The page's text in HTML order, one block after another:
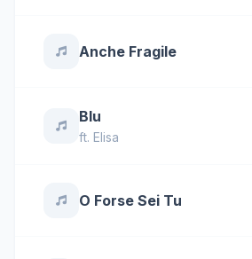
Anche Fragile
Blu
ft. Elisa
O Forse Sei Tu